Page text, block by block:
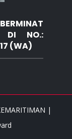
DI NO.:
(WA)
|